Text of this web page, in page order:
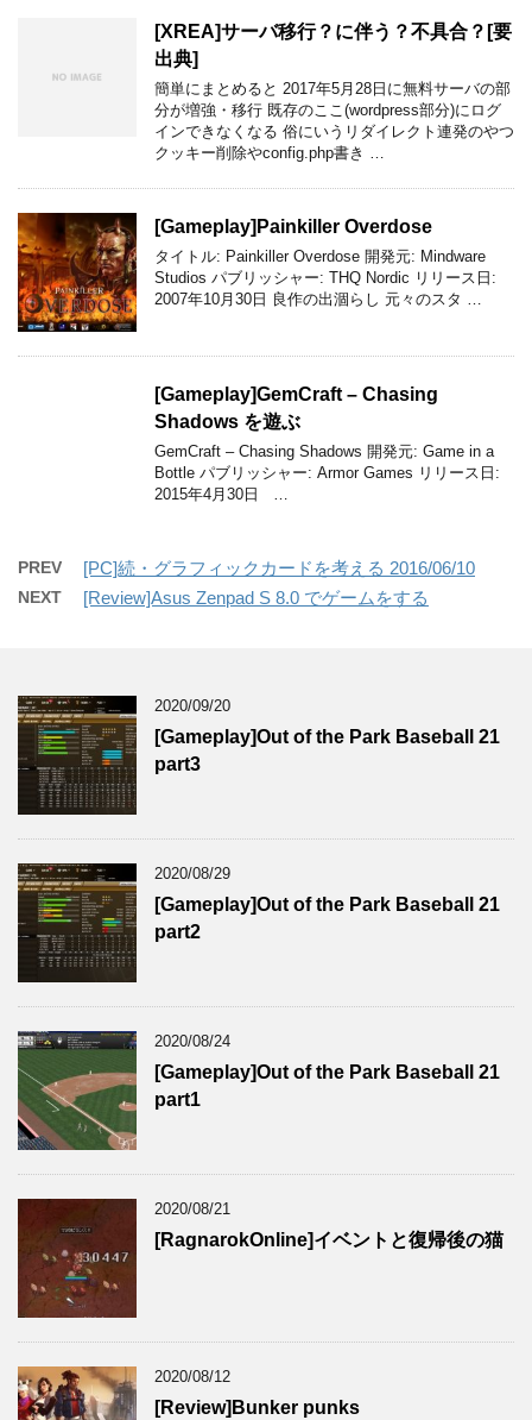
[XREA]サーバ移行？に伴う？不具合？[要
出典]
簡単にまとめると 2017年5月28日に無料サーバの部
分が増強・移行 既存のここ(wordpress部分)にログ
インできなくなる 俗にいうリダイレクト連発のやつ
クッキー削除やconfig.php書き …
[Gameplay]Painkiller Overdose
タイトル: Painkiller Overdose 開発元: Mindware
Studios パブリッシャー: THQ Nordic リリース日:
2007年10月30日 良作の出涸らし 元々のスタ …
[Gameplay]GemCraft – Chasing
Shadows を遊ぶ
GemCraft – Chasing Shadows 開発元: Game in a
Bottle パブリッシャー: Armor Games リリース日:
2015年4月30日 …
PREV [PC]続・グラフィックカードを考える 2016/06/10
NEXT [Review]Asus Zenpad S 8.0 でゲームをする
2020/09/20
[Gameplay]Out of the Park Baseball 21
part3
2020/08/29
[Gameplay]Out of the Park Baseball 21
part2
2020/08/24
[Gameplay]Out of the Park Baseball 21
part1
2020/08/21
[RagnarokOnline]イベントと復帰後の猫
2020/08/12
[Review]Bunker punks